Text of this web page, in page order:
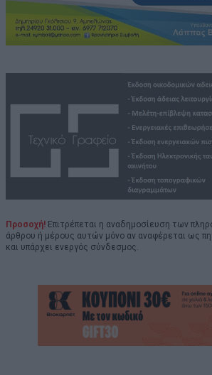
Προσοχή! Επιτρέπεται η αναδημοσίευση των
άρθρου ή μέρους αυτών μόνο αν αναφέρεται ως
και υπάρχει ενεργός σύνδεσμος.